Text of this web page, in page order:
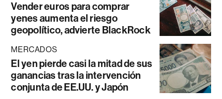
Vender euros para comprar
yenes aumenta el riesgo
geopolítico, advierte BlackRock
MERCADOS
El yen pierde casi la mitad de sus
ganancias tras la intervención
conjunta de EE.UU. y Japón